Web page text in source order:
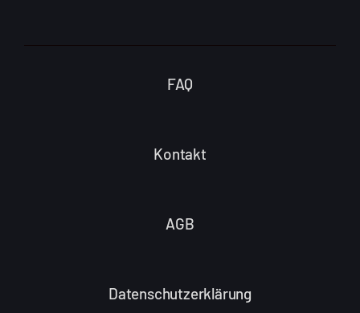
FAQ
Kontakt
AGB
Datenschutzerklärung